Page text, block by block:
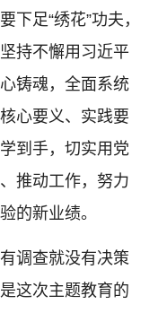
下足“绣花”功夫，
持不懈用习近平
铸魂，全面系统
心要义、实践要
到手，切实用党
推动工作，努力
的新业绩。
调查就没有决策
这次主题教育的